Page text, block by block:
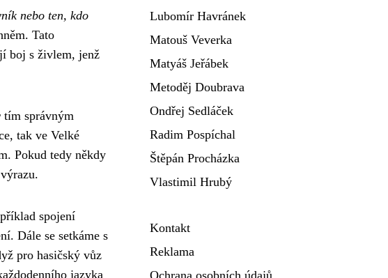
nebo ten, kdo
Tato
boj s živlem, jenž
tím správným
tak ve Velké
Pokud tedy někdy
spojení
Dále se setkáme s
pro hasičský vůz
jazyka
Lubomír Havránek
Matouš Veverka
Matyáš Jeřábek
Metoděj Doubrava
Ondřej Sedláček
Radim Pospíchal
Štěpán Procházka
Vlastimil Hrubý
Kontakt
Reklama
Ochrana osobních údajů